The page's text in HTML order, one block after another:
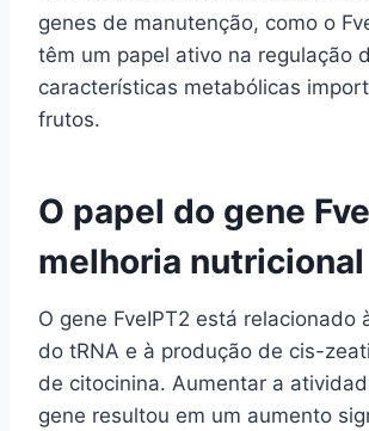
genes de manutenção, como o
têm um papel ativo na regulação
características metabólicas
frutos.
O papel do gene
melhoria nutricional
O gene FveIPT2 está relacionado
do tRNA e à produção de cis-
de citocinina. Aumentar a
gene resultou em um aumento